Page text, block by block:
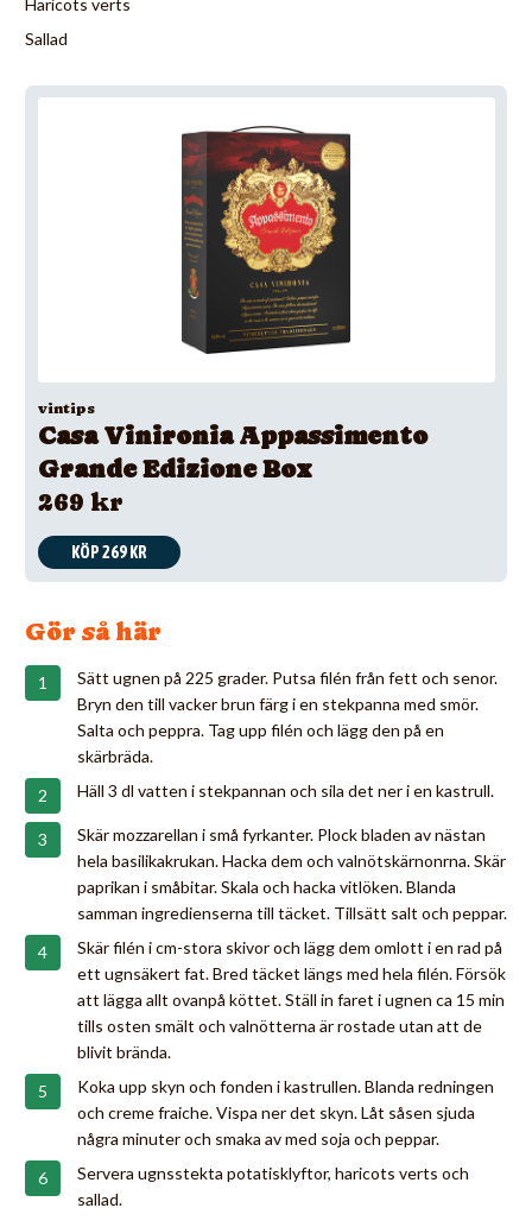
Sallad
vintips
Casa Vinironia Appassimento
Grande Edizione Box
269 kr
KÖP 269 KR
Gör så här
Sätt ugnen på 225 grader. Putsa filén från fett och senor.
Bryn den till vacker brun färg i en stekpanna med smör.
Salta och peppra. Tag upp filén och lägg den på en
skärbräda.
Häll 3 dl vatten i stekpannan och sila det ner i en kastrull.
Skär mozzarellan i små fyrkanter. Plock bladen av nästan
hela basilikakrukan. Hacka dem och valnötskärnonrna. Skär
paprikan i småbitar. Skala och hacka vitlöken. Blanda
samman ingredienserna till täcket. Tillsätt salt och peppar.
Skär filén i cm-stora skivor och lägg dem omlott i en rad på
ett ugnsäkert fat. Bred täcket längs med hela filén. Försök
att lägga allt ovanpå köttet. Ställ in faret i ugnen ca 15 min
tills osten smält och valnötterna är rostade utan att de
blivit brända.
Koka upp skyn och fonden i kastrullen. Blanda redningen
och creme fraiche. Vispa ner det skyn. Låt såsen sjuda
några minuter och smaka av med soja och peppar.
Servera ugnsstekta potatisklyftor, haricots verts och
sallad.